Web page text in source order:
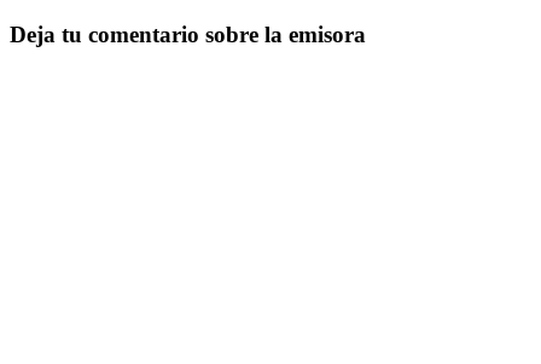
Deja tu comentario sobre la emisora